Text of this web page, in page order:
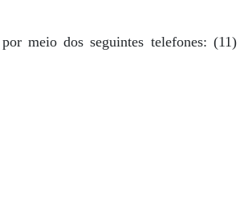
meio dos seguintes telefones: (11)